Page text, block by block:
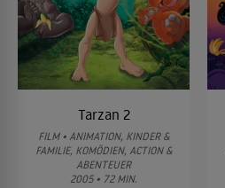
Tarzan 2
FILM • ANIMATION, KINDER &
FAMILIE, KOMÖDIEN, ACTION &
ABENTEUER
2005 • 72 MIN.